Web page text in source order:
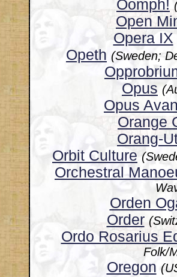
Oomph!
Open
Opera IX
Opeth (Sweden;
Opus
Opus
Orange
Orang-
Orbit Culture
Orchestral
Orden
Order
Ordo Rosarius
Folk/
Oregon